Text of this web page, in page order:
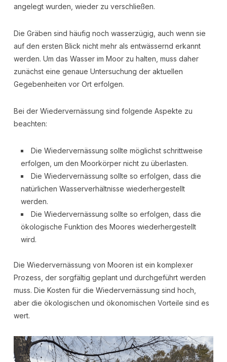
angelegt wurden, wieder zu verschließen.
Die Gräben sind häufig noch wasserzügig, auch wenn sie
auf den ersten Blick nicht mehr als entwässernd erkannt
werden. Um das Wasser im Moor zu halten, muss daher
zunächst eine genaue Untersuchung der aktuellen
Gegebenheiten vor Ort erfolgen.
Bei der Wiedervernässung sind folgende Aspekte zu
beachten:
Die Wiedervernässung sollte möglichst schrittweise
erfolgen, um den Moorkörper nicht zu überlasten.
Die Wiedervernässung sollte so erfolgen, dass die
natürlichen Wasserverhältnisse wiederhergestellt
werden.
Die Wiedervernässung sollte so erfolgen, dass die
ökologische Funktion des Moores wiederhergestellt
wird.
Die Wiedervernässung von Mooren ist ein komplexer
Prozess, der sorgfältig geplant und durchgeführt werden
muss. Die Kosten für die Wiedervernässung sind hoch,
aber die ökologischen und ökonomischen Vorteile sind es
wert.